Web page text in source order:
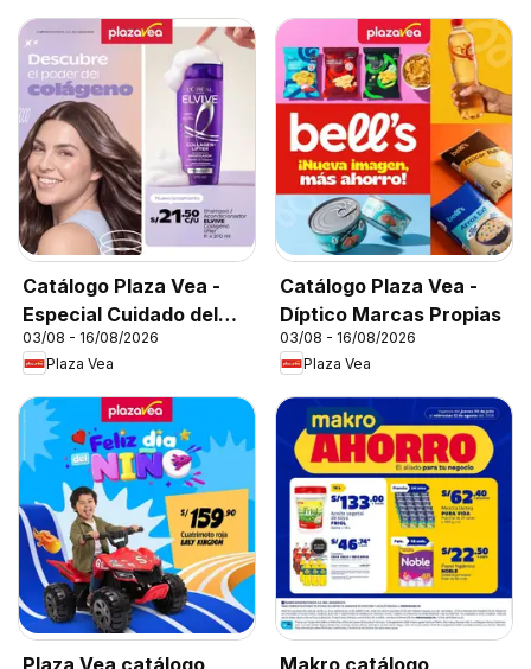
Catálogo Plaza Vea -
Especial Cuidado del
Cabello
03/08 - 16/08/2026
Plaza Vea
Catálogo Plaza Vea -
Díptico Marcas Propias
03/08 - 16/08/2026
Plaza Vea